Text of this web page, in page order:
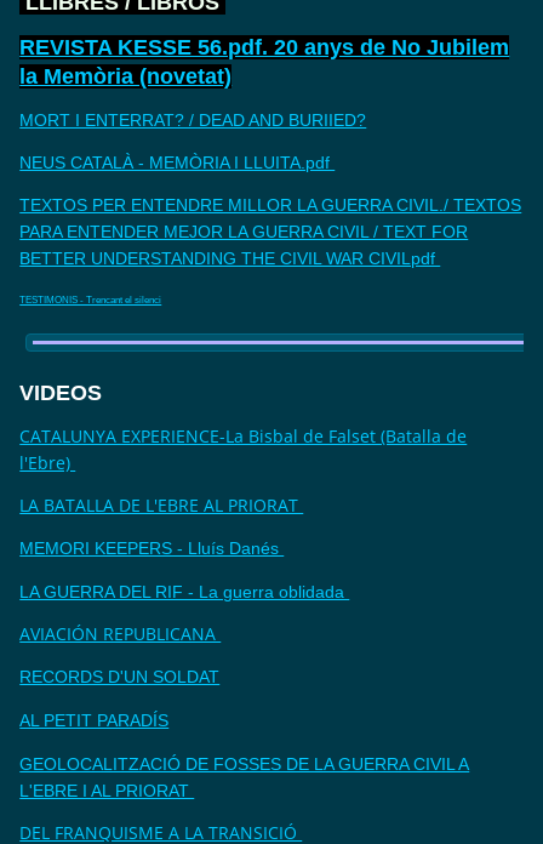
REVISTA KESSE 56.pdf. 20 anys de No Jubilem
la Memòria (novetat)
MORT I ENTERRAT? / DEAD AND BURIIED?
NEUS CATALÀ - MEMÒRIA I LLUITA.pdf
TEXTOS PER ENTENDRE MILLOR LA GUERRA CIVIL./ TEXTOS
PARA ENTENDER MEJOR LA GUERRA CIVIL / TEXT FOR
BETTER UNDERSTANDING THE CIVIL WAR CIVILpdf
TESTIMONIS - Trencant el silenci
VIDEOS
CATALUNYA EXPERIENCE-La Bisbal de Falset (Batalla de
l'Ebre)
LA BATALLA DE L'EBRE AL PRIORAT
MEMORI KEEPERS - Lluís Danés
LA GUERRA DEL RIF - La guerra oblidada
AVIACIÓN REPUBLICANA
RECORDS D'UN SOLDAT
AL PETIT PARADÍS
GEOLOCALITZACIÓ DE FOSSES DE LA GUERRA CIVIL A
L'EBRE I AL PRIORAT
DEL FRANQUISME A LA TRANSICIÓ